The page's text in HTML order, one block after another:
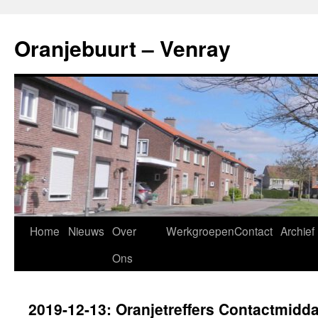
de
inhoud
Oranjebuurt – Venray
Home Nieuws Over
Ons
WerkgroepenContact Archief
2019-12-13: Oranjetreffers